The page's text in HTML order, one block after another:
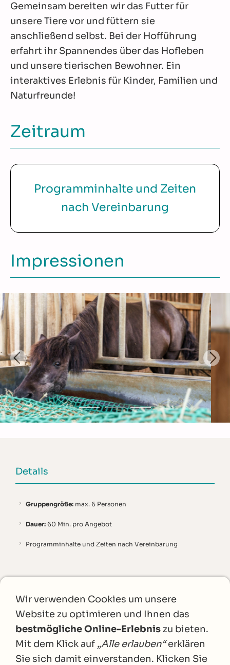
Gemeinsam bereiten wir das Futter für
unsere Tiere vor und füttern sie
anschließend selbst. Bei der Hofführung
erfahrt ihr Spannendes über das Hofleben
und unsere tierischen Bewohner. Ein
interaktives Erlebnis für Kinder, Familien und
Naturfreunde!
Zeitraum
Programminhalte und Zeiten
nach Vereinbarung
Impressionen
Details
Gruppengröße: max. 6 Personen
Dauer: 60 Min. pro Angebot
Programminhalte und Zeiten nach Vereinbarung
85051 Ingolstadt
Tel.: 0841/ 62324210
Wir verwenden Cookies um unsere
Website zu optimieren und Ihnen das
bestmögliche Online-Erlebnis zu bieten.
Mit dem Klick auf „Alle erlauben“erklären
Sie sich damit einverstanden. Klicken Sie